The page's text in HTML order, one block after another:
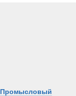
Промысловый